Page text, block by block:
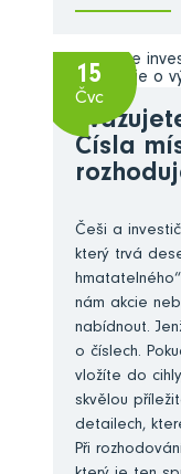
15
Čvc
Čísla
Češi a
který trvá
nám akcie
nabídnout.
o číslech.
vložíte do
skvělou
detailech,
Při